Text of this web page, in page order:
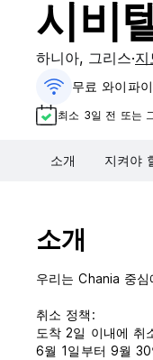
시비
하니아, 그리스 지
무료 와이파이
최소 3일 전 또는
소개 지켜야
소개
우리는 Chania 중
취소 정책:
도착 2일 이내에 취
6월 1일부터 9월